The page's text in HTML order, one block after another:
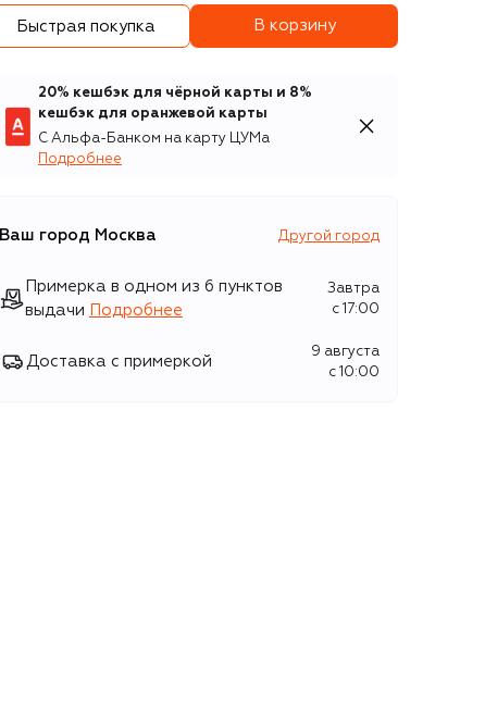
Быстрая покупка В корзину
20% кешбэк для чёрной карты и 8%
кешбэк для оранжевой карты
С Альфа-Банком на карту ЦУМа
Подробнее
Ваш город Москва Другой город
Примерка в одном из 6 пунктов
выдачи
Подробнее
Завтра
c 17:00
Доставка с примеркой
9 августа
c 10:00